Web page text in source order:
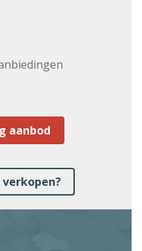
aanbod